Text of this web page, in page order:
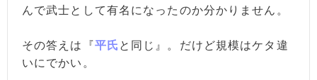
んで武士として有名になったのか分かりません。
その答えは『平氏 と同じ』。だけど規模はケタ違
いにでかい。